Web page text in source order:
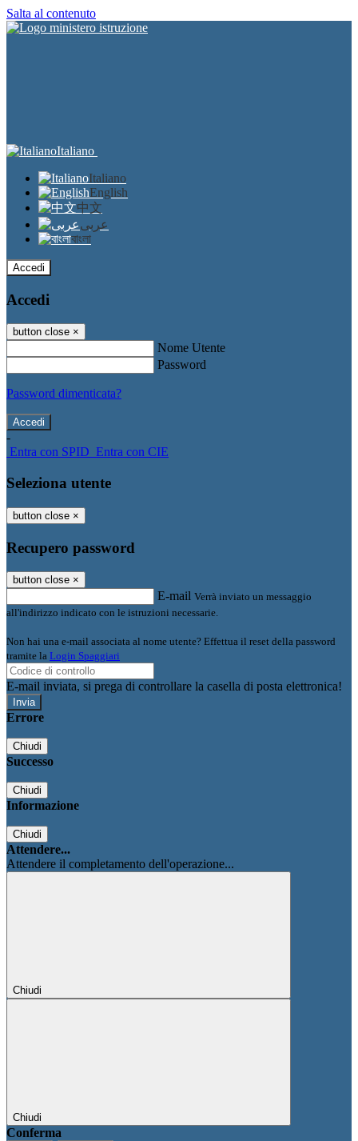
Salta al contenuto
Italiano
Italiano
English
中文
عربى
বাংলা
Accedi
Accedi
button close ×
Nome Utente
Password
Password dimenticata?
-
Entra con SPID Entra con CIE
Seleziona utente
button close ×
Recupero password
button close ×
E-mail Verrà inviato un messaggio
all'indirizzo indicato con le istruzioni necessarie.
Non hai una e-mail associata al nome utente? Effettua il reset della password
tramite la Login Spaggiari
E-mail inviata, si prega di controllare la casella di posta elettronica!
Errore
Chiudi
Successo
Chiudi
Informazione
Chiudi
Attendere...
Attendere il completamento dell'operazione...
Chiudi
Chiudi
Conferma